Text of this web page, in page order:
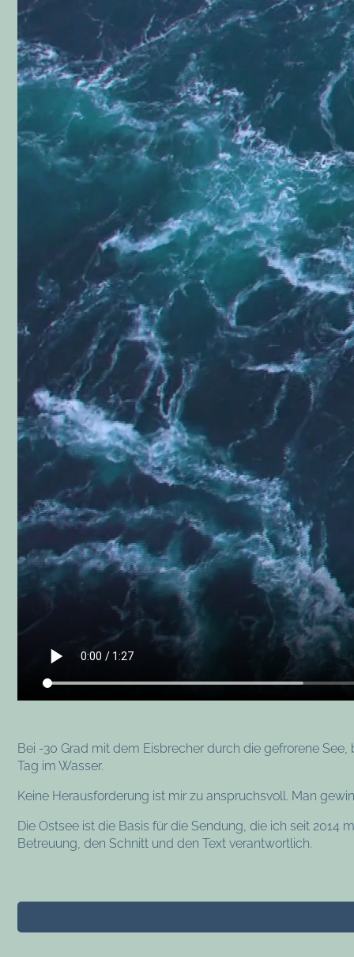
Bei -30 Grad mit dem Eisbrecher durch die gefrorene
Tag im Wasser.
Keine Herausforderung ist mir zu anspruchsvoll. Man
Die Ostsee ist die Basis für die Sendung, die ich seit 2014
Betreuung, den Schnitt und den Text verantwortlich.